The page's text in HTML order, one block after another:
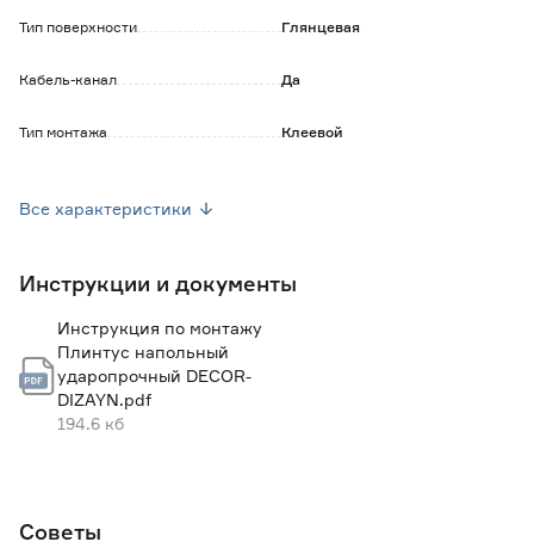
Тип поверхности Глянцевая
Кабель-канал Да
Тип монтажа Клеевой
Высота (мм) 79
Длина (м)
Марка
Все характеристики
Инструкции и документы
Инструкция по монтажу
Плинтус напольный
ударопрочный DECOR-
DIZAYN.pdf
194.6 кб
Советы